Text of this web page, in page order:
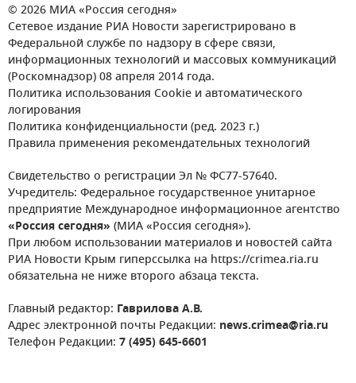
© 2026 МИА «Россия сегодня»
Сетевое издание РИА Новости зарегистрировано в
Федеральной службе по надзору в сфере связи,
информационных технологий и массовых коммуникаций
(Роскомнадзор) 08 апреля 2014 года.
Политика использования Cookie и автоматического
логирования
Политика конфиденциальности (ред. 2023 г.)
Правила применения рекомендательных технологий
Свидетельство о регистрации Эл № ФС77-57640.
Учредитель: Федеральное государственное унитарное
предприятие Международное информационное агентство
«Россия сегодня» (МИА «Россия сегодня»).
При любом использовании материалов и новостей сайта
РИА Новости Крым гиперссылка на https://crimea.ria.ru
обязательна не ниже второго абзаца текста.
Главный редактор: Гаврилова А.В.
Адрес электронной почты Редакции: news.crimea@ria.ru
Телефон Редакции: 7 (495) 645-6601